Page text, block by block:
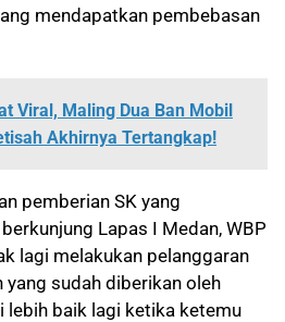
mendapatkan pembebasan
Viral, Maling Dua Ban Mobil
Akhirnya Tertangkap!
pemberian SK yang
Lapas I Medan, WBP
lagi melakukan pelanggaran
sudah diberikan oleh
lebih baik lagi ketika ketemu